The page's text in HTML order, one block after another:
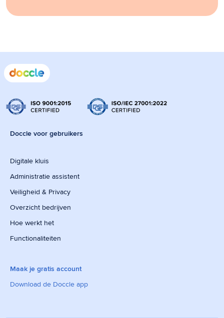
Doccle voor gebruikers
Digitale kluis
Administratie assistent
Veiligheid & Privacy
Overzicht bedrijven
Hoe werkt het
Functionaliteiten
Maak je gratis account
Download de Doccle app